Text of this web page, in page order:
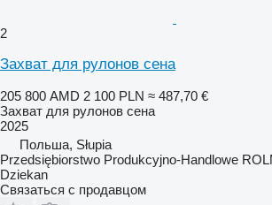
2
Захват для рулонов сена
205 800 AMD 2 100 PLN ≈ 487,70 €
Захват для рулонов сена
2025
Польша, Słupia
Przedsiębiorstwo Produkcyjno-Handlowe
Dziekan
Связаться с продавцом